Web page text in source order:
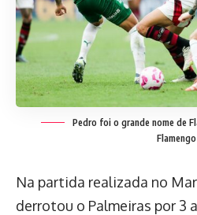
Pedro foi o grande nome de
Flamengo
Na partida realizada no
derrotou o Palmeiras por 3